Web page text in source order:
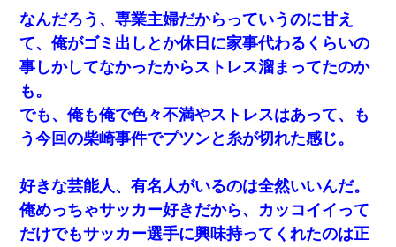
なんだろう、専業主婦だからっていうのに甘え
て、俺がゴミ出しとか休日に家事代わるくらいの
事しかしてなかったからストレス溜まってたのか
も。
でも、俺も俺で色々不満やストレスはあって、も
う今回の柴崎事件でプツンと糸が切れた感じ。
好きな芸能人、有名人がいるのは全然いいんだ。
俺めっちゃサッカー好きだから、カッコイイって
だけでもサッカー選手に興味持ってくれたのは正